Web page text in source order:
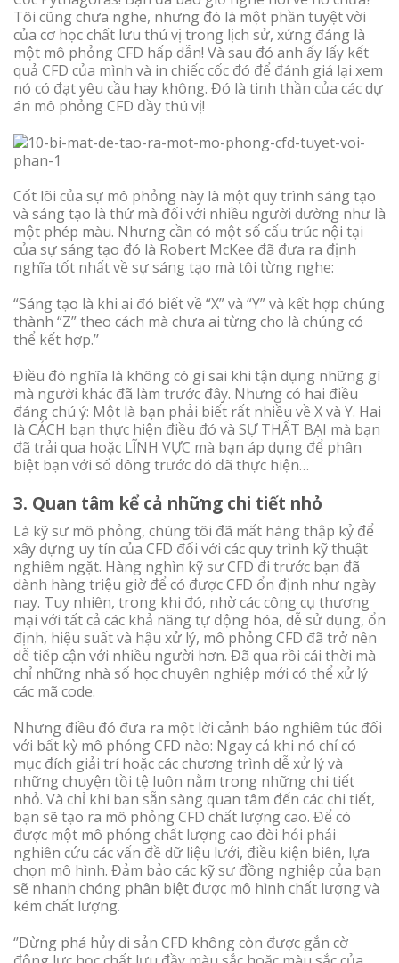
Tôi cũng chưa nghe, nhưng đó là một phần tuyệt vời
của cơ học chất lưu thú vị trong lịch sử, xứng đáng là
một mô phỏng CFD hấp dẫn! Và sau đó anh ấy lấy kết
quả CFD của mình và in chiếc cốc đó để đánh giá lại xem
nó có đạt yêu cầu hay không. Đó là tinh thần của các dự
án mô phỏng CFD đầy thú vị!
Cốt lõi của sự mô phỏng này là một quy trình sáng tạo
và sáng tạo là thứ mà đối với nhiều người dường như là
một phép màu. Nhưng cần có một số cấu trúc nội tại
của sự sáng tạo đó là Robert McKee đã đưa ra định
nghĩa tốt nhất về sự sáng tạo mà tôi từng nghe:
“Sáng tạo là khi ai đó biết về “X” và “Y” và kết hợp chúng
thành “Z” theo cách mà chưa ai từng cho là chúng có
thể kết hợp.’’
Điều đó nghĩa là không có gì sai khi tận dụng những gì
mà người khác đã làm trước đây. Nhưng có hai điều
đáng chú ý: Một là bạn phải biết rất nhiều về X và Y. Hai
là CÁCH bạn thực hiện điều đó và SỰ THẤT BẠI mà bạn
đã trải qua hoặc LĨNH VỰC mà bạn áp dụng để phân
biệt bạn với số đông trước đó đã thực hiện…
3. Quan tâm kể cả những chi tiết nhỏ
Là kỹ sư mô phỏng, chúng tôi đã mất hàng thập kỷ để
xây dựng uy tín của CFD đối với các quy trình kỹ thuật
nghiêm ngặt. Hàng nghìn kỹ sư CFD đi trước bạn đã
dành hàng triệu giờ để có được CFD ổn định như ngày
nay. Tuy nhiên, trong khi đó, nhờ các công cụ thương
mại với tất cả các khả năng tự động hóa, dễ sử dụng, ổn
định, hiệu suất và hậu xử lý, mô phỏng CFD đã trở nên
dễ tiếp cận với nhiều người hơn. Đã qua rồi cái thời mà
chỉ những nhà số học chuyên nghiệp mới có thể xử lý
các mã code.
Nhưng điều đó đưa ra một lời cảnh báo nghiêm túc đối
với bất kỳ mô phỏng CFD nào: Ngay cả khi nó chỉ có
mục đích giải trí hoặc các chương trình dễ xử lý và
những chuyện tồi tệ luôn nằm trong những chi tiết
nhỏ. Và chỉ khi bạn sẵn sàng quan tâm đến các chi tiết,
bạn sẽ tạo ra mô phỏng CFD chất lượng cao. Để có
được một mô phỏng chất lượng cao đòi hỏi phải
nghiên cứu các vấn đề dữ liệu lưới, điều kiện biên, lựa
chọn mô hình. Đảm bảo các kỹ sư đồng nghiệp của bạn
sẽ nhanh chóng phân biệt được mô hình chất lượng và
kém chất lượng.
‘’Đừng phá hủy di sản CFD không còn được gắn cờ